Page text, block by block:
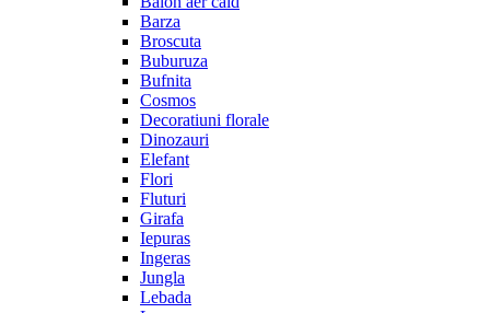
Barza
Broscuta
Buburuza
Bufnita
Cosmos
Decoratiuni florale
Dinozauri
Elefant
Flori
Fluturi
Girafa
Iepuras
Ingeras
Jungla
Lebada